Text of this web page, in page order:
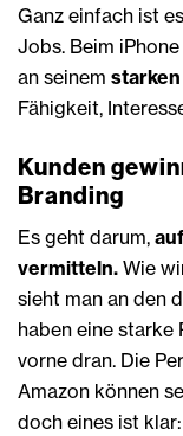
Ganz einfach ist
Jobs. Beim
an seinem
Fähigkeit,
Kunden
Branding
Es geht darum,
vermitteln. Wie
sieht man an den
haben eine starke
vorne dran. Die
Amazon können
doch eines ist